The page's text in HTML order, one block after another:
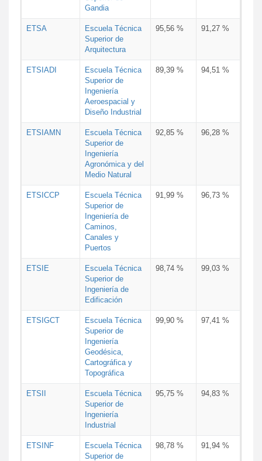
Gandia
ETSA
Escuela Técnica
Superior de
Arquitectura
95,56 % 91,27 %
ETSIADI
Escuela Técnica
Superior de
Ingeniería
Aeroespacial y
Diseño Industrial
89,39 % 94,51 %
ETSIAMN
Escuela Técnica
Superior de
Ingeniería
Agronómica y del
Medio Natural
92,85 % 96,28 %
ETSICCP
Escuela Técnica
Superior de
Ingeniería de
Caminos,
Canales y
Puertos
91,99 % 96,73 %
ETSIE
Escuela Técnica
Superior de
Ingeniería de
Edificación
98,74 % 99,03 %
ETSIGCT
Escuela Técnica
Superior de
Ingeniería
Geodésica,
Cartográfica y
Topográfica
99,90 % 97,41 %
ETSII
Escuela Técnica
Superior de
Ingeniería
Industrial
95,75 % 94,83 %
ETSINF
Escuela Técnica
Superior de
98,78 % 91,94 %